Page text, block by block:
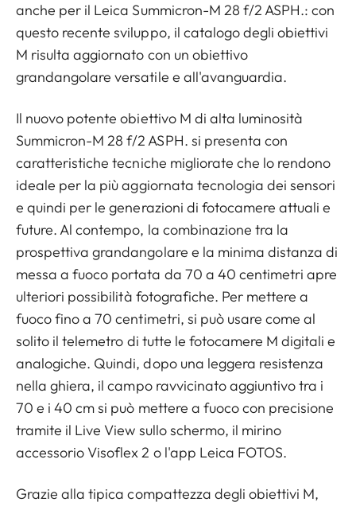
anche per il Leica Summicron-M 28 f/2 ASPH.: con
questo recente sviluppo, il catalogo degli obiettivi
M risulta aggiornato con un obiettivo
grandangolare versatile e all'avanguardia.
Il nuovo potente obiettivo M di alta luminosità
Summicron-M 28 f/2 ASPH. si presenta con
caratteristiche tecniche migliorate che lo rendono
ideale per la più aggiornata tecnologia dei sensori
e quindi per le generazioni di fotocamere attuali e
future. Al contempo, la combinazione tra la
prospettiva grandangolare e la minima distanza di
messa a fuoco portata da 70 a 40 centimetri apre
ulteriori possibilità fotografiche. Per mettere a
fuoco fino a 70 centimetri, si può usare come al
solito il telemetro di tutte le fotocamere M digitali e
analogiche. Quindi, dopo una leggera resistenza
nella ghiera, il campo ravvicinato aggiuntivo tra i
70 e i 40 cm si può mettere a fuoco con precisione
tramite il Live View sullo schermo, il mirino
accessorio Visoflex 2 o l'app Leica FOTOS.
Grazie alla tipica compattezza degli obiettivi M,